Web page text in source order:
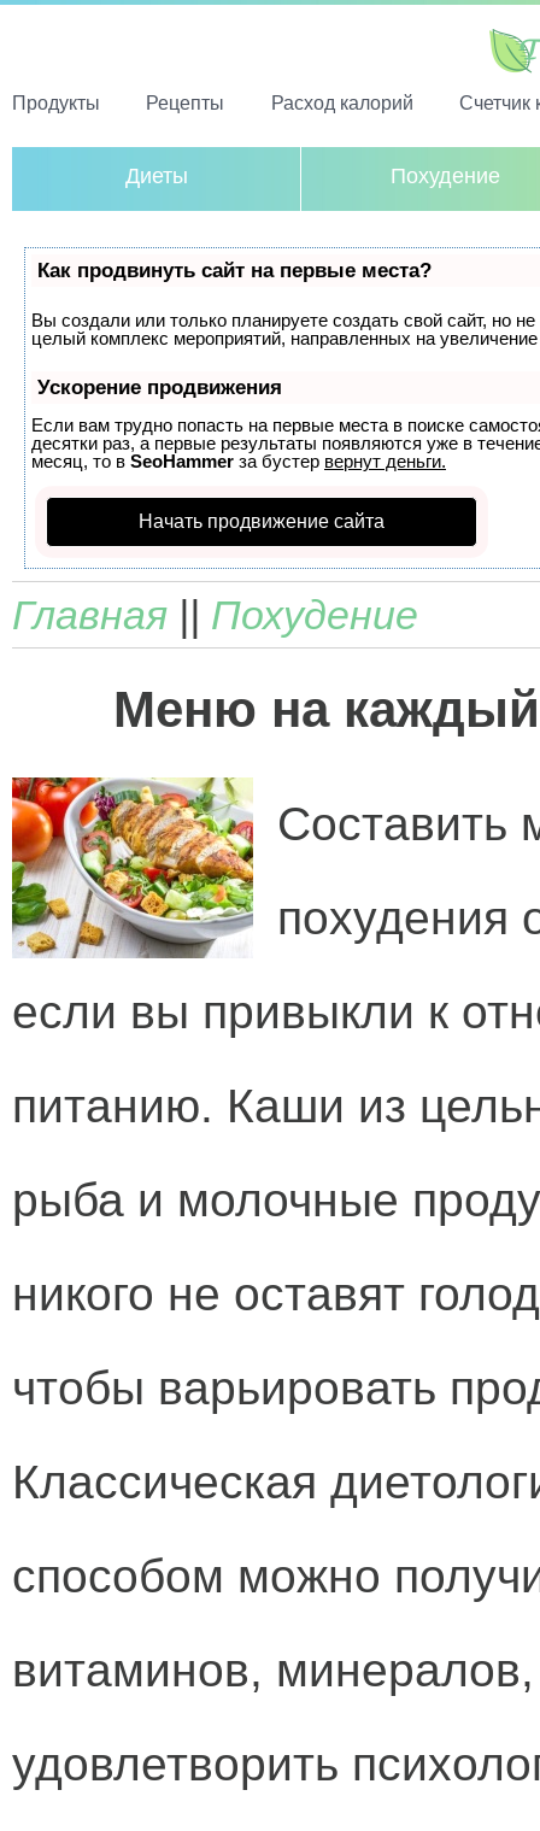
Продукты Рецепты Расход калорий Счетчик
Диеты Похудение
Как продвинуть сайт на первые места?
Вы создали или только планируете создать свой сайт, но
целый комплекс мероприятий, направленных на
Ускорение продвижения
Если вам трудно попасть на первые места в поиске
десятки раз, а первые результаты появляются уже в
месяц, то в SeoHammer за бустер вернут деньги.
Начать продвижение сайта
Главная || Похудение
Меню на
Составить
похудения
если вы привыкли к
питанию. Каши из
рыба и молочные
никого не оставят
чтобы варьировать
Классическая
способом можно
витаминов,
удовлетворить